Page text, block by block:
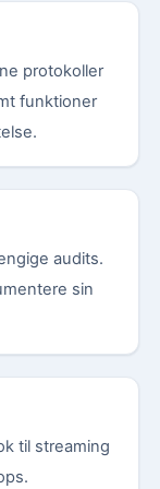
protokoller
funktioner
audits.
sin
til streaming